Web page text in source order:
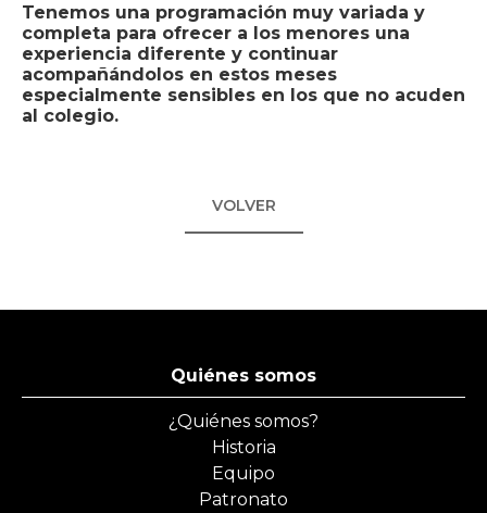
Tenemos una programación muy variada y
completa para ofrecer a los menores una
experiencia diferente y continuar
acompañándolos en estos meses
especialmente sensibles en los que no acuden
al colegio.
VOLVER
Quiénes somos
¿Quiénes somos?
Historia
Equipo
Patronato